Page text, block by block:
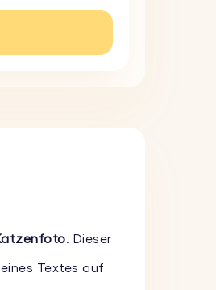
. Dieser
Textes auf